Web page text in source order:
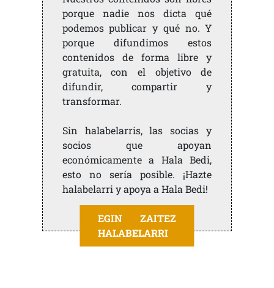
porque nadie nos dicta qué
podemos publicar y qué no. Y
porque difundimos estos
contenidos de forma libre y
gratuita, con el objetivo de
difundir, compartir y
transformar.
Sin halabelarris, las socias y
socios que apoyan
económicamente a Hala Bedi,
esto no sería posible. ¡Hazte
halabelarri y apoya a Hala Bedi!
EGIN ZAITEZ
HALABELARRI